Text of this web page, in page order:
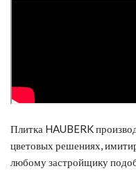
Плитка HAUBERK
цветовых решениях,
любому застройщику